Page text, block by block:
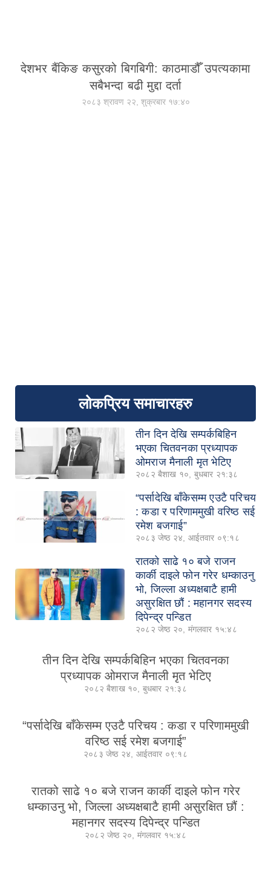
देशभर बैंकिङ कसुरको बिगबिगी: काठमाडौँ उपत्यकामा
सबैभन्दा बढी मुद्दा दर्ता
२०८३ श्रावण २२, शुक्रबार १७:४०
लोकप्रिय समाचारहरु
तीन दिन देखि सम्पर्कबिहिन
भएका चितवनका प्रध्यापक
ओमराज मैनाली मृत भेटिए
२०८२ बैशाख १०, बुधबार २१:३८
“पर्सादेखि बाँकेसम्म एउटै परिचय
: कडा र परिणाममुखी वरिष्ठ सई
रमेश बजगाई”
२०८३ जेष्ठ २४, आईतवार ०९:१८
रातको साढे १० बजे राजन
कार्की दाइले फोन गरेर धम्काउनु
भो, जिल्ला अध्यक्षबाटै हामी
असुरक्षित छौं : महानगर सदस्य
दिपेन्द्र पन्डित
२०८२ जेष्ठ २०, मंगलवार १५:४८
तीन दिन देखि सम्पर्कबिहिन भएका चितवनका
प्रध्यापक ओमराज मैनाली मृत भेटिए
२०८२ बैशाख १०, बुधबार २१:३८
“पर्सादेखि बाँकेसम्म एउटै परिचय : कडा र परिणाममुखी
वरिष्ठ सई रमेश बजगाई”
२०८३ जेष्ठ २४, आईतवार ०९:१८
रातको साढे १० बजे राजन कार्की दाइले फोन गरेर
धम्काउनु भो, जिल्ला अध्यक्षबाटै हामी असुरक्षित छौं :
महानगर सदस्य दिपेन्द्र पन्डित
२०८२ जेष्ठ २०, मंगलवार १५:४८